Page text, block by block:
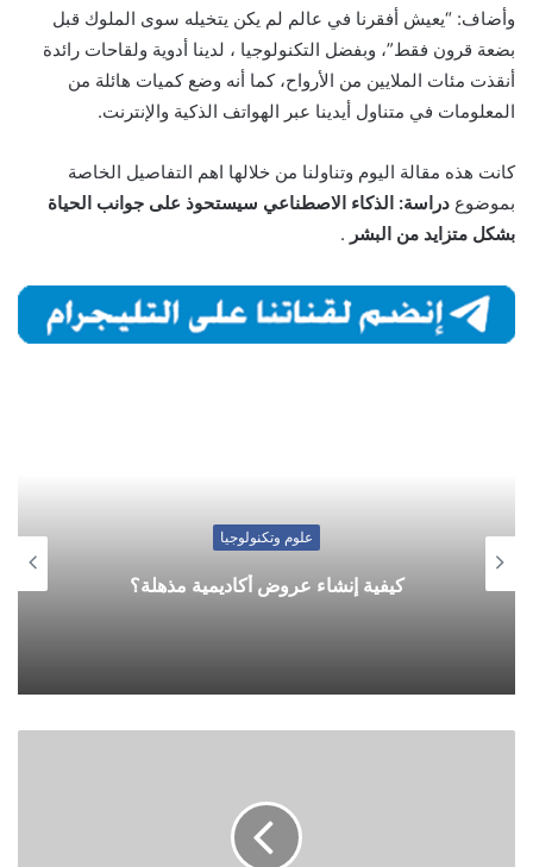
وأضاف: “يعيش أفقرنا في عالم لم يكن يتخيله سوى الملوك قبل
بضعة قرون فقط”، وبفضل التكنولوجيا ، لدينا أدوية ولقاحات رائدة
أنقذت مئات الملايين من الأرواح، كما أنه وضع كميات هائلة من
المعلومات في متناول أيدينا عبر الهواتف الذكية والإنترنت.
كانت هذه مقالة اليوم وتناولنا من خلالها اهم التفاصيل الخاصة
بموضوع دراسة: الذكاء الاصطناعي سيستحوذ على جوانب الحياة
بشكل متزايد من البشر .
علوم وتكنولوجيا
كيفية إنشاء عروض أكاديمية مذهلة؟